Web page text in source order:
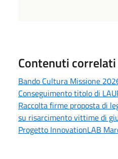
Contenuti correlati
Bando Cultura Missione
Conseguimento titolo di
Raccolta firme proposta di
su risarcimento vittime di
Progetto InnovationLAB